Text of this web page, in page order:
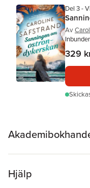
Del 3 -
Av
329
Hjälp